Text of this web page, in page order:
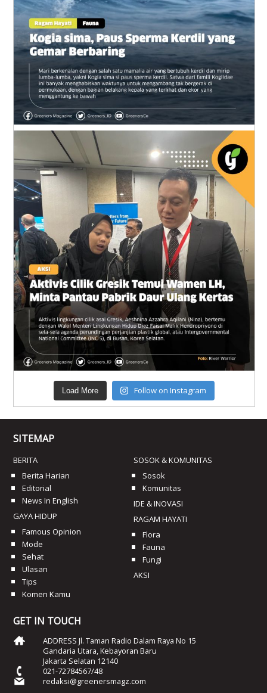
Load More Follow on Instagram
SITEMAP
BERITA
Berita Harian
Editorial
News In English
GAYA HIDUP
Famous Opinion
Mode
Sehat
Ulasan
Tips
Komen Kamu
SOSOK & KOMUNITAS
Sosok
Komunitas
IDE & INOVASI
RAGAM HAYATI
Flora
Fauna
Fungi
AKSI
GET IN TOUCH
ADDRESS Jl. Taman Radio Dalam Raya No 15
Gandaria Utara, Kebayoran Baru
Jakarta Selatan 12140
021-72784567/48
redaksi@greenersmagz.com